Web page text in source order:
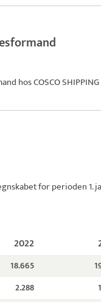
hosCOSCO
for perioden 1.
2022
18.665
2.288